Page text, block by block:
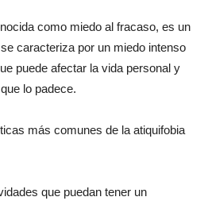
como miedo al fracaso, es un
caracteriza por un miedo intenso
puede afectar la vida personal y
lo padece.
más comunes de la atiquifobia
que puedan tener un